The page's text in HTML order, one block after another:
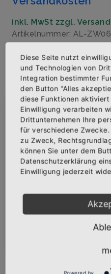
inkl. MwSt zzgl.
Artikelnummer: AL-
Menge
IN DEN
AUF DIE
BESCHREIBUNG
Abonniere jetzt
Bekomme die
Produkte und zudem
deine nächste
Diese Seite nutzt
und Technologien von
Integration bestimmter
den Button "Alles
diese Funktionen
Einwilligung verarbeiten
Drittunternehmen Ihre
für verschiedene
zu Zweck,
können Sie unter dem
Datenschutzerklärung
Einwilligung jederzeit
Powered by